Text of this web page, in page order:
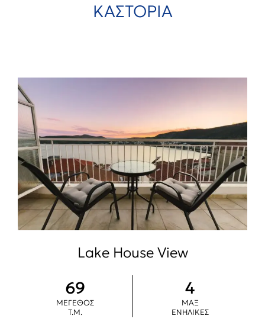
ΚΑΣΤΟΡΙΑ
Lake House View
69
ΜΕΓΕΘΟΣ
Τ.Μ.
4
ΜΑΞ
ΕΝΗΛΙΚΕΣ